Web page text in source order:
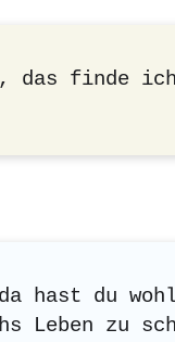
das finde
hast du
Leben zu